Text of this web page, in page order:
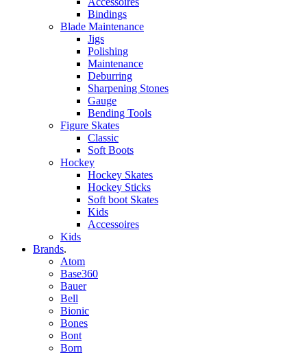
Bindings
Blade Maintenance
Jigs
Polishing
Maintenance
Deburring
Sharpening Stones
Gauge
Bending Tools
Figure Skates
Classic
Soft Boots
Hockey
Hockey Skates
Hockey Sticks
Soft boot Skates
Kids
Accessoires
Kids
Brands.
Atom
Base360
Bauer
Bell
Bionic
Bones
Bont
Born